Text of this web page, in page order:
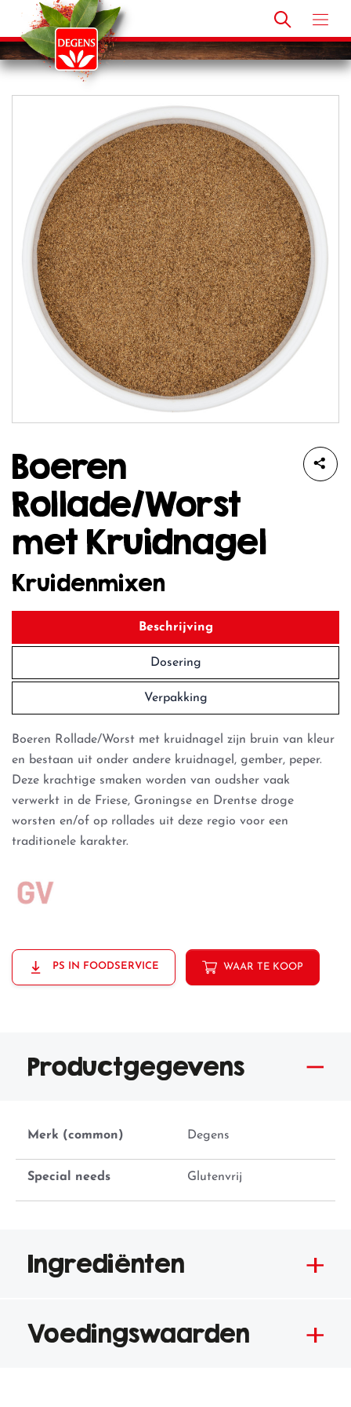
Boeren
Rollade/Worst
met Kruidnagel
Kruidenmixen
Beschrijving
Dosering
Verpakking
Boeren Rollade/Worst met kruidnagel zijn bruin van kleur
en bestaan uit onder andere kruidnagel, gember, peper.
Deze krachtige smaken worden van oudsher vaak
verwerkt in de Friese, Groningse en Drentse droge
worsten en/of op rollades uit deze regio voor een
traditionele karakter.
PS IN FOODSERVICE WAAR TE KOOP
Productgegevens
Merk (common) Degens
Special needs Glutenvrij
Ingrediënten
Voedingswaarden